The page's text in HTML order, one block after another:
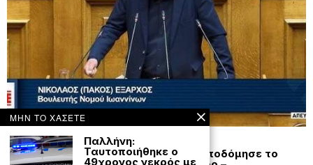
Ιουλίου 22, 2026
Σκληρό ροκ στη Βουλή: Ο Έξαρχος αποδόμησε το
ΜΗΝ ΤΟ ΧΑΣΕΤΕ
Παλλήνη:
Ταυτοποιήθηκε ο
49χρονος νεκρός με